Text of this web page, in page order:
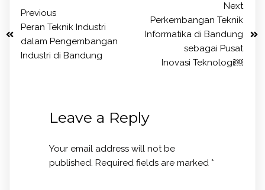
Previous
Peran Teknik Industri
dalam Pengembangan
Industri di Bandung
Next
Perkembangan Teknik
Informatika di Bandung
sebagai Pusat
Inovasi Teknologi￼
Leave a Reply
Your email address will not be
published. Required fields are marked *